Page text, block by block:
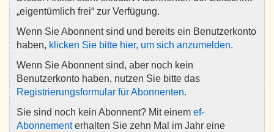
„eigentümlich frei“ zur Verfügung.
Wenn Sie Abonnent sind und bereits ein Benutzerkonto
haben, klicken Sie bitte hier, um sich anzumelden.
Wenn Sie Abonnent sind, aber noch kein
Benutzerkonto haben, nutzen Sie bitte das
Registrierungsformular für Abonnenten.
Sie sind noch kein Abonnent? Mit einem ef-
Abonnementerhalten Sie zehn Mal im Jahr eine